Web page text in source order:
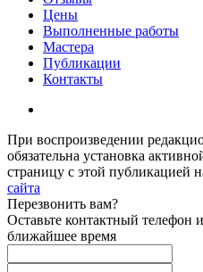
Цены
Выполненные работы
Мастера
Публикации
Контакты
При воспроизведении
обязательна установка
страницу с этой публикацией
сайта
Перезвонить вам?
Оставьте контактный
ближайшее время